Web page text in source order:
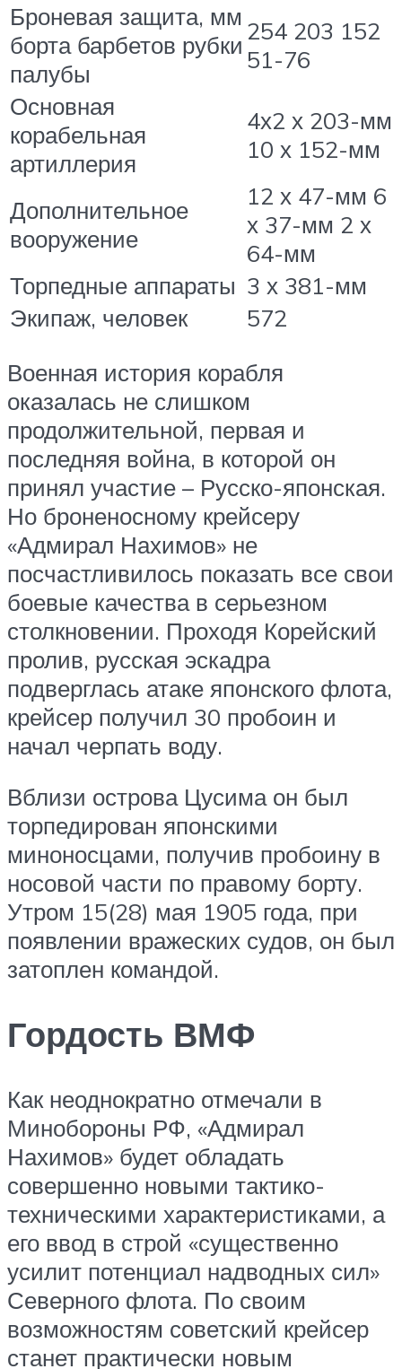
Броневая защита, мм
борта барбетов рубки
палубы
254 203 152
51-76
Основная
корабельная
артиллерия
4х2 х 203-мм
10 х 152-мм
Дополнительное
вооружение
12 х 47-мм 6
х 37-мм 2 х
64-мм
Торпедные аппараты 3 х 381-мм
Экипаж, человек
572
Военная история корабля
оказалась не слишком
продолжительной, первая и
последняя война, в которой он
принял участие – Русско-японская.
Но броненосному крейсеру
«Адмирал Нахимов» не
посчастливилось показать все свои
боевые качества в серьезном
столкновении. Проходя Корейский
пролив, русская эскадра
подверглась атаке японского флота,
крейсер получил 30 пробоин и
начал черпать воду.
Вблизи острова Цусима он был
торпедирован японскими
миноносцами, получив пробоину в
носовой части по правому борту.
Утром 15(28) мая 1905 года, при
появлении вражеских судов, он был
затоплен командой.
Гордость ВМФ
Как неоднократно отмечали в
Минобороны РФ, «Адмирал
Нахимов» будет обладать
совершенно новыми тактико-
техническими характеристиками, а
его ввод в строй «существенно
усилит потенциал надводных сил»
Северного флота. По своим
возможностям советский крейсер
станет практически новым